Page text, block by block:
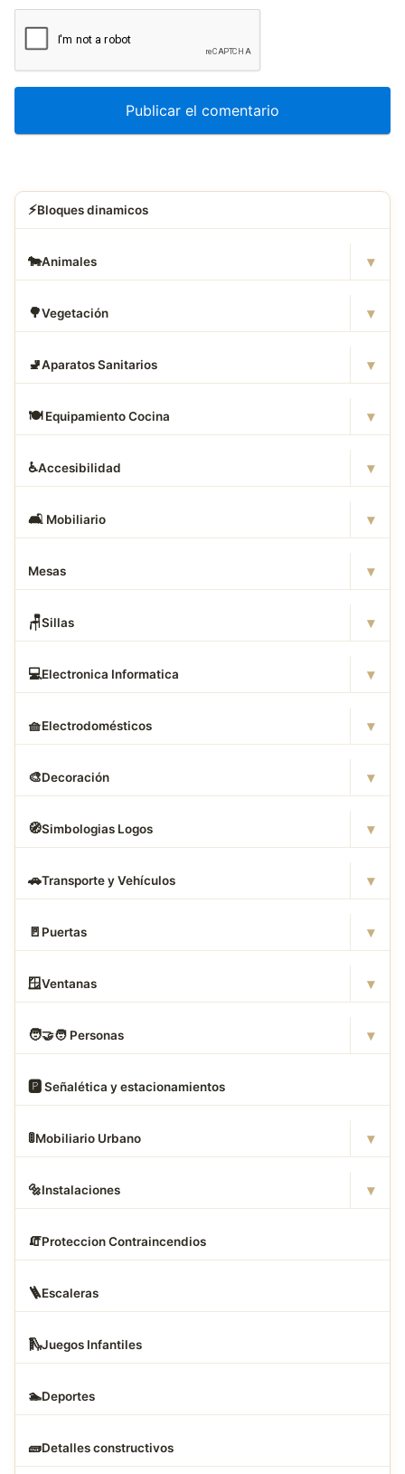
⚡Bloques dinamicos
🐄Animales ▾
🌳Vegetación ▾
🚽Aparatos Sanitarios ▾
🍽️ Equipamiento Cocina ▾
♿Accesibilidad ▾
🛋 ️ Mobiliario ▾
Mesas ▾
🪑Sillas ▾
💻Electronica Informatica ▾
🧺Electrodomésticos ▾
🎨Decoración ▾
🧭Simbologias Logos ▾
🚗Transporte y Vehículos ▾
🚪 Puertas ▾
🪟Ventanas ▾
🧑‍🤝‍🧑 Personas ▾
🅿️ Señalética y estacionamientos
🚦Mobiliario Urbano ▾
🔩Instalaciones ▾
🧯Proteccion Contraincendios
🪜Escaleras
🛝Juegos Infantiles
🏊Deportes
🧱Detalles constructivos